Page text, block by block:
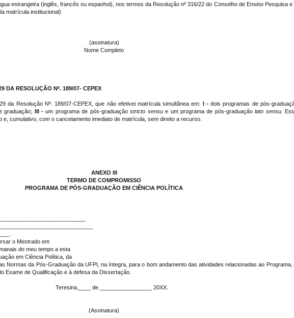
estrangeira (inglês, francês ou espanhol), nos termos da Resolução nº 316/22 do Conselho de Ensino Pesquisa
matrícula institucional)
(assinatura)
Nome Completo
DA RESOLUÇÃO Nº. 189/07- CEPEX
da Resolução Nº. 189/07-CEPEX, que não efetivei matrícula simultânea em: I -dois programas de pós-
graduação; III -um programa de pós-graduaçãostricto sensue um programa de pós-graduaçãolato sensu.
cumulativo, com o cancelamento imediato de matrícula, sem direito a recurso.
ANEXO III
TERMO DE COMPROMISSO
PROGRAMA DE PÓS-GRADUAÇÃO EM CIÊNCIA POLÍTICA
o Mestrado em
do meu tempo a esta
em Ciência Política, da
Normas da Pós-Graduação da UFPI, na íntegra, para o bom andamento das atividades relacionadas ao Programa,
Exame de Qualificação e à defesa da Dissertação.
Teresina,____ de _________________ 20XX.
(Assinatura)